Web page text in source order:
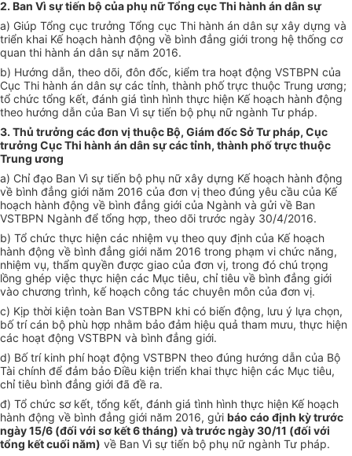
2. Ban Vì sự tiến bộ của phụ nữ Tổng cục Thi hành án dân sự
a) Giúp Tổng cục trưởng Tổng cục Thi hành án dân sự xây dựng và
triển khai Kế hoạch hành động về bình đẳng giới trong hệ thống cơ
quan thi hành án dân sự năm 2016.
b) Hướng dẫn, theo dõi, đôn đốc, kiểm tra hoạt động VSTBPN của
Cục Thi hành án dân sự các tỉnh, thành phố trực thuộc Trung ương;
tổ chức tổng kết, đánh giá tình hình thực hiện Kế hoạch hành động
theo hướng dẫn của Ban Vì sự tiến bộ phụ nữ ngành Tư pháp.
3. Thủ trưởng các đơn vị thuộc Bộ, Giám đốc Sở Tư pháp, Cục
trưởng Cục Thi hành án dân sự các tỉnh, thành phố trực thuộc
Trung ương
a) Chỉ đạo Ban Vì sự tiến bộ phụ nữ xây dựng Kế hoạch hành động
về bình đẳng giới năm 2016 của đơn vị theo đúng yêu cầu của Kế
hoạch hành động về bình đẳng giới của Ngành và gửi về Ban
VSTBPN Ngành để tổng hợp, theo dõi trước ngày 30/4/2016.
b) Tổ chức thực hiện các nhiệm vụ theo quy định của Kế hoạch
hành động về bình đẳng giới năm 2016 trong phạm vi chức năng,
nhiệm vụ, thẩm quyền được giao của đơn vị, trong đó chú trọng
lồng ghép việc thực hiện các Mục tiêu, chỉ tiêu về bình đẳng giới
vào chương trình, kế hoạch công tác chuyên môn của đơn vị.
c) Kịp thời kiện toàn Ban VSTBPN khi có biến động, lưu ý lựa chọn,
bố trí cán bộ phù hợp nhằm bảo đảm hiệu quả tham mưu, thực hiện
các hoạt động VSTBPN và bình đẳng giới.
d) Bố trí kinh phí hoạt động VSTBPN theo đúng hướng dẫn của Bộ
Tài chính để đảm bảo Điều kiện triển khai thực hiện các Mục tiêu,
chỉ tiêu bình đẳng giới đã đề ra.
đ) Tổ chức sơ kết, tổng kết, đánh giá tình hình thực hiện Kế hoạch
hành động về bình đẳng giới năm 2016, gửi báo cáo định kỳ trước
ngày 15/6 (đối với sơ kết 6 tháng) và trước ngày 30/11 (đối với
tổng kết cuối năm) về Ban Vì sự tiến bộ phụ nữ ngành Tư pháp.